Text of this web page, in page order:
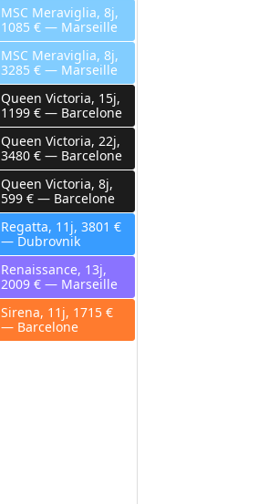
MSC Meraviglia, 8j,
1085 € — Marseille
MSC Meraviglia, 8j,
3285 € — Marseille
Queen Victoria, 15j,
1199 € — Barcelone
Queen Victoria, 22j,
3480 € — Barcelone
Queen Victoria, 8j,
599 € — Barcelone
Regatta, 11j, 3801 €
— Dubrovnik
Renaissance, 13j,
2009 € — Marseille
Sirena, 11j, 1715 €
— Barcelone